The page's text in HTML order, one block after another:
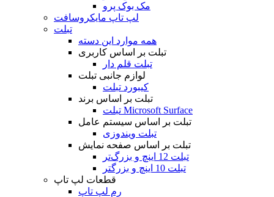
مک بوک پرو
لپ تاپ مایکروسافت
تبلت
همه موارد این دسته
تبلت بر اساس کاربری
تبلت قلم دار
لوازم جانبی تبلت
کیبورد تبلت
تبلت بر اساس برند
تبلت Microsoft Surface
تبلت بر اساس سیستم عامل
تبلت ویندوزی
تبلت بر اساس صفحه نمایش
تبلت 12 اینچ و بزرگ‌تر
تبلت 10 اینچ و بزرگتر
قطعات لپ تاپ
رم لپ تاپ